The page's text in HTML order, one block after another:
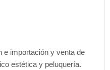
e importación y venta de
estética y peluquería.